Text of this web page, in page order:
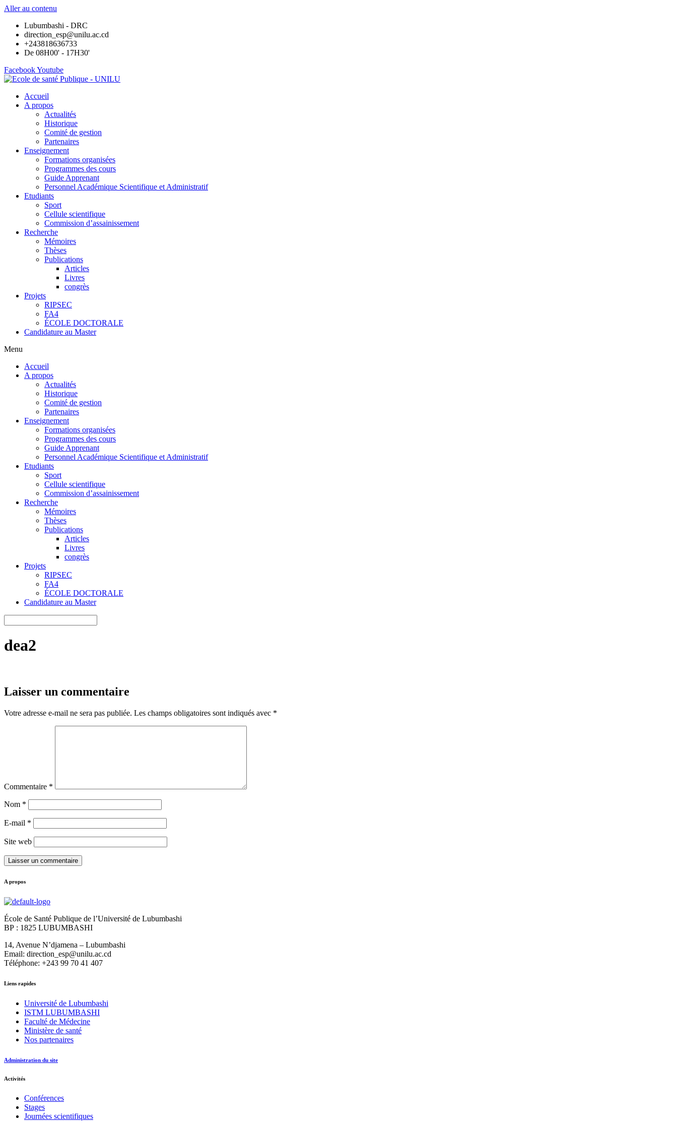
Aller au contenu
Lubumbashi - DRC
direction_esp@unilu.ac.cd
+243818636733
De 08H00' - 17H30'
FacebookYoutube
Accueil
A propos
Actualités
Historique
Comité de gestion
Partenaires
Enseignement
Formations organisées
Programmes des cours
Guide Apprenant
Personnel Académique Scientifique et Administratif
Etudiants
Sport
Cellule scientifique
Commission d’assainissement
Recherche
Mémoires
Thèses
Publications
Articles
Livres
congrès
Projets
RIPSEC
FA4
ÉCOLE DOCTORALE
Candidature au Master
Menu
Accueil
A propos
Actualités
Historique
Comité de gestion
Partenaires
Enseignement
Formations organisées
Programmes des cours
Guide Apprenant
Personnel Académique Scientifique et Administratif
Etudiants
Sport
Cellule scientifique
Commission d’assainissement
Recherche
Mémoires
Thèses
Publications
Articles
Livres
congrès
Projets
RIPSEC
FA4
ÉCOLE DOCTORALE
Candidature au Master
dea2
Laisser un commentaire
Votre adresse e-mail ne sera pas publiée. Les champs obligatoires sont indiqués avec *
Commentaire *
Nom *
E-mail *
Site web
A propos
École de Santé Publique de l’Université de Lubumbashi
BP : 1825 LUBUMBASHI
14, Avenue N’djamena – Lubumbashi
Email: direction_esp@unilu.ac.cd
Téléphone: +243 99 70 41 407
Liens rapides
Université de Lubumbashi
ISTM LUBUMBASHI
Faculté de Médecine
Ministère de santé
Nos partenaires
Administration du site
Activités
Conférences
Stages
Journées scientifiques